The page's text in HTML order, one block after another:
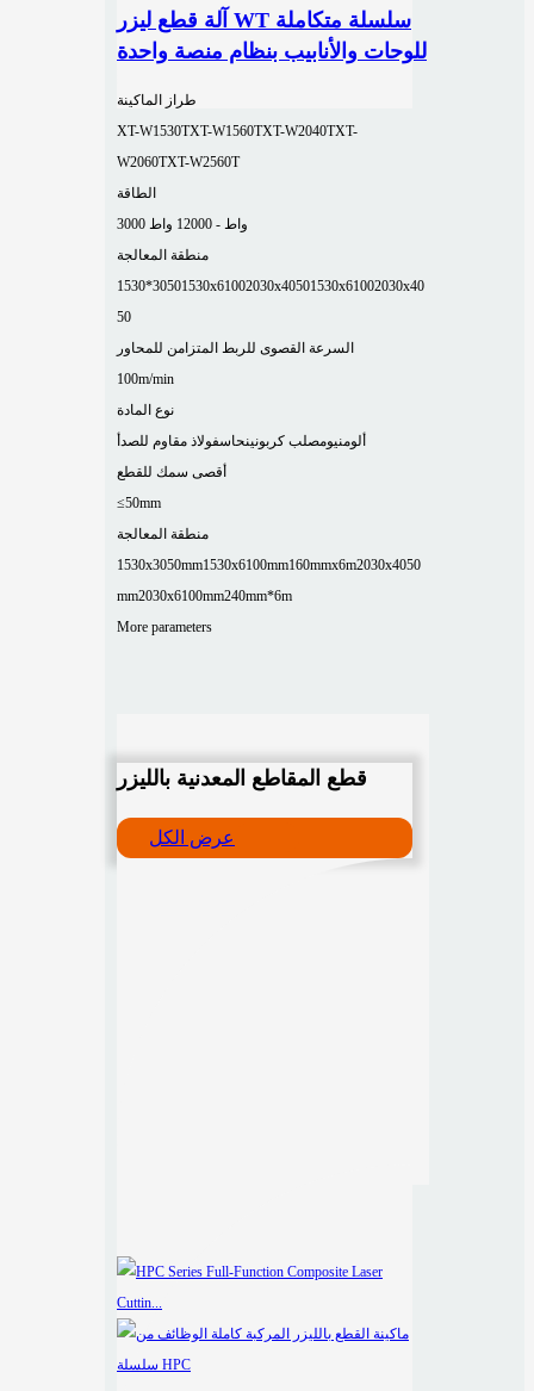
آلة قطع ليزر WT سلسلة متكاملة
للوحات والأنابيب بنظام منصة واحدة
طراز الماكينة
XT-W1530TXT-W1560TXT-W2040TXT-
W2060TXT-W2560T
الطاقة
3000 واط - 12000 واط
منطقة المعالجة
1530*30501530x61002030x40501530x61002030x40
50
السرعة القصوى للربط المتزامن للمحاور
100m/min
نوع المادة
ألومنيومصلب كربونينحاسفولاذ مقاوم للصدأ
أقصى سمك للقطع
≤50mm
منطقة المعالجة
1530x3050mm1530x6100mm160mmx6m2030x4050
mm2030x6100mm240mm*6m
More parameters
قطع المقاطع المعدنية بالليزر
عرض الكل